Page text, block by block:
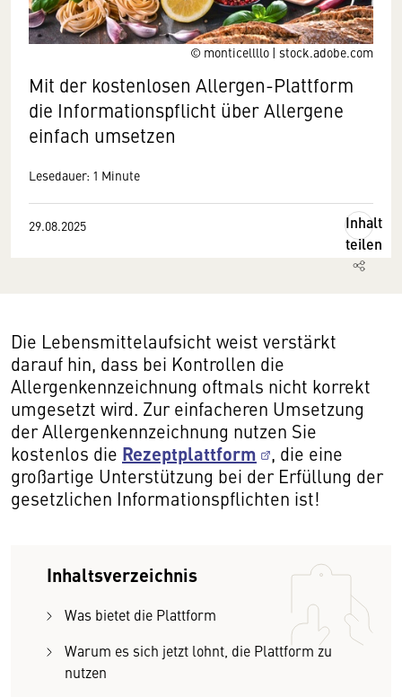
© monticellllo | stock.adobe.com
Mit der kostenlosen Allergen-Plattform
die Informationspflicht über Allergene
einfach umsetzen
Lesedauer: 1 Minute
29.08.2025
Inhalt
teilen
Die Lebensmittelaufsicht weist verstärkt
darauf hin, dass bei Kontrollen die
Allergenkennzeichnung oftmals nicht korrekt
umgesetzt wird. Zur einfacheren Umsetzung
der Allergenkennzeichnung nutzen Sie
kostenlos die Rezeptplattform
, die eine
großartige Unterstützung bei der Erfüllung der
gesetzlichen Informationspflichten ist!
Inhaltsverzeichnis
Was bietet die Plattform
Warum es sich jetzt lohnt, die Plattform zu
nutzen